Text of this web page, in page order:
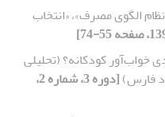
الگوی مصرف»، «انتخاب
خواب‌آور کودکانه؟ (تحلیلی
فارس)
[دوره 3، شماره 2،